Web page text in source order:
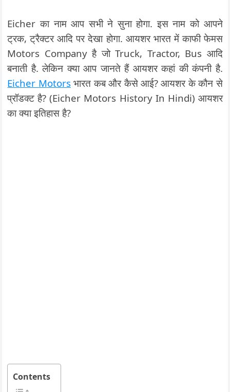
Eicher का नाम आप सभी ने सुना होगा. इस नाम को आपने
ट्रक, ट्रैक्टर आदि पर देखा होगा. आयशर भारत में काफी फेमस
Motors Company है जो Truck, Tractor, Bus आदि
बनाती है. लेकिन क्या आप जानते हैं आयशर कहां की कंपनी है.
Eicher Motors भारत कब और कैसे आई? आयशर के कौन से
प्रॉडक्ट है? (Eicher Motors History In Hindi) आयशर
का क्या इतिहास है?
Contents